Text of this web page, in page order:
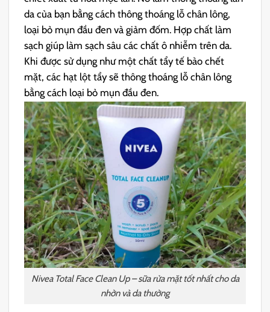
da của bạn bằng cách thông thoáng lỗ chân lông,
loại bỏ mụn đầu đen và giảm đốm. Hợp chất làm
sạch giúp làm sạch sâu các chất ô nhiễm trên da.
Khi được sử dụng như một chất tẩy tế bào chết
mặt, các hạt lột tẩy sẽ thông thoáng lỗ chân lông
bằng cách loại bỏ mụn đầu đen.
Nivea Total Face Clean Up – sữa rửa mặt tốt nhất cho da
nhờn và da thường